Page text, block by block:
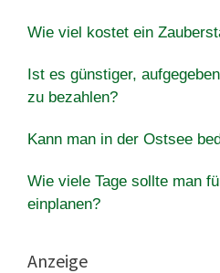
Wie viel kostet ein
Ist es günstiger,
zu bezahlen?
Kann man in der Ostsee
Wie viele Tage sollte man
einplanen?
Anzeige